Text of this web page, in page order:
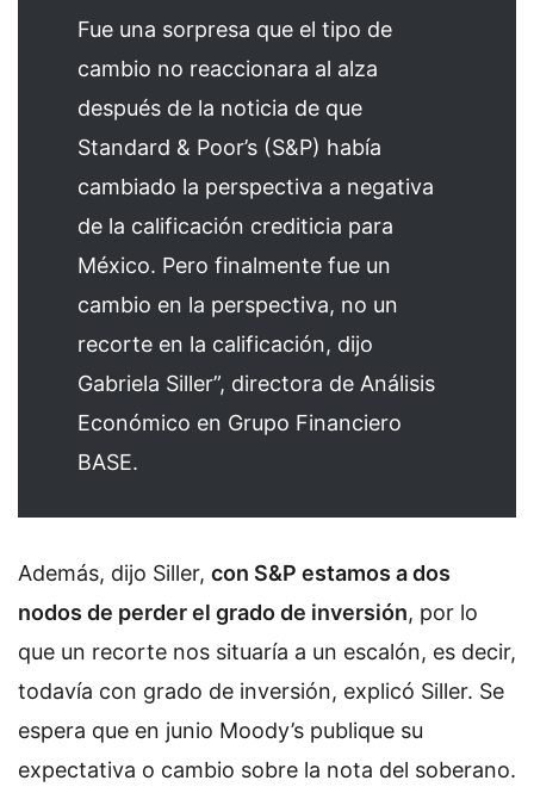
Fue una sorpresa que el tipo de
cambio no reaccionara al alza
después de la noticia de que
Standard & Poor’s (S&P) había
cambiado la perspectiva a negativa
de la calificación crediticia para
México. Pero finalmente fue un
cambio en la perspectiva, no un
recorte en la calificación, dijo
Gabriela Siller”, directora de Análisis
Económico en Grupo Financiero
BASE.
Además, dijo Siller, con S&P estamos a dos
nodos de perder el grado de inversión, por lo
que un recorte nos situaría a un escalón, es decir,
todavía con grado de inversión, explicó Siller. Se
espera que en junio Moody’s publique su
expectativa o cambio sobre la nota del soberano.